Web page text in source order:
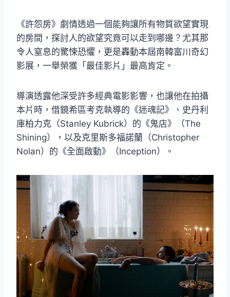
《許怨房》劇情透過一個能夠讓所有物質欲望實現
的房間，探討人的欲望究竟可以走到哪邊？尤其那
令人窒息的驚悚恐懼，更是轟動本屆南韓富川奇幻
影展，一舉榮獲「最佳影片」最高肯定。
導演透露他深受許多經典電影影響，也讓他在拍攝
本片時，借鏡希區考克執導的《迷魂記》、史丹利
庫柏力克（Stanley Kubrick）的《鬼店》（The
Shining），以及克里斯多福諾蘭（Christopher
Nolan）的《全面啟動》（Inception）。